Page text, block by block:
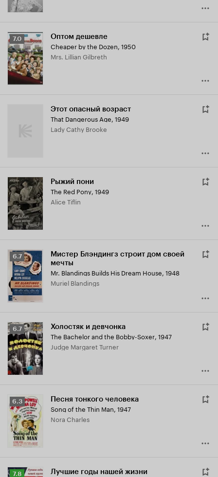
Рейтинг
Кинопоиска
7.0
7.0 Оптом дешевле
Cheaper by the Dozen, 1950
Mrs. Lillian Gilbreth
Этот опасный возраст
That Dangerous Age, 1949
Lady Cathy Brooke
Рыжий пони
The Red Pony, 1949
Alice Tiflin
Рейтинг
Кинопоиска
6.7
6.7
Мистер Блэндингз строит дом своей
мечты
Mr. Blandings Builds His Dream House, 1948
Muriel Blandings
Рейтинг
Кинопоиска
6.7
6.7 Холостяк и девчонка
The Bachelor and the Bobby-Soxer, 1947
Judge Margaret Turner
Рейтинг
Кинопоиска
6.3
6.3 Песня тонкого человека
Song of the Thin Man, 1947
Nora Charles
Рейтинг
7.8 Лучшие годы нашей жизни